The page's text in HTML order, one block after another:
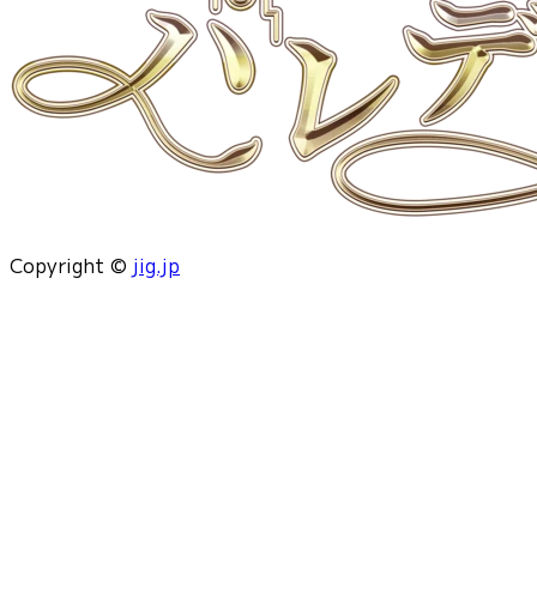
Copyright © jig.jp